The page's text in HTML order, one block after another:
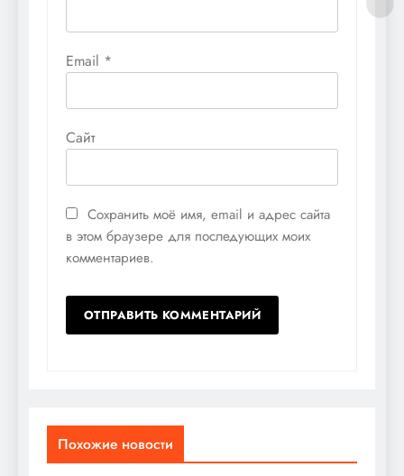
Email *
Сайт
Сохранить моё имя, email и адрес сайта
в этом браузере для последующих моих
комментариев.
Похожие новости